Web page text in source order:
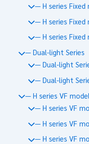
— H series Fixed
— H series Fixed
— H series Fixed
— Dual-light Series
— Dual-light
— Dual-light
— H series VF
— H series VF
— H series VF
— H series VF